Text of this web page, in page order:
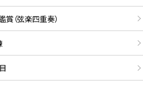
賞（弦楽四重奏）